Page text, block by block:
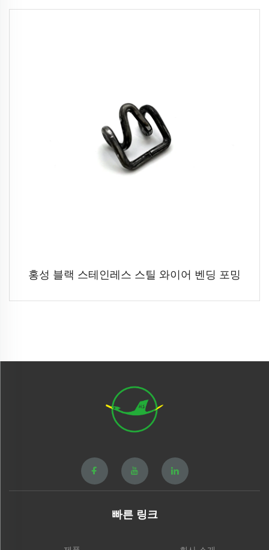
홍성 블랙 스테인레스 스틸 와이어 벤딩 포밍
빠른 링크